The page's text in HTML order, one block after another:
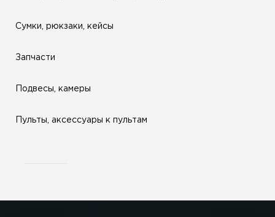
Сумки, рюкзаки, кейсы
Запчасти
Подвесы, камеры
Пульты, аксессуары к пультам